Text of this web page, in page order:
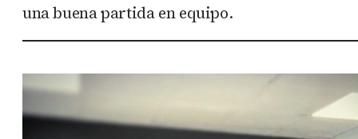
una buena partida en equipo.